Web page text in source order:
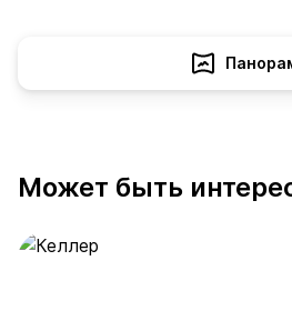
Может быть